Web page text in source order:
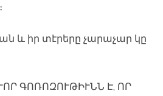
և իր տէրերը չարաչար կը
ԳՈՌՈԶՈՒԹԻՒՆՆ Է, ՈՐ